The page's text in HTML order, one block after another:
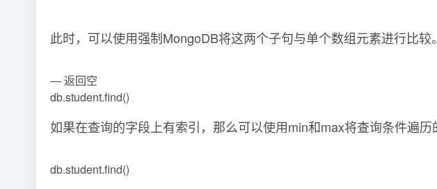
此时，可以使用强制MongoDB将这两个子句与单个数组元素进行比较
— 返回空
db.student.find()
如果在查询的字段上有索引，那么可以使用min和max将查询条件遍历
db.student.find()